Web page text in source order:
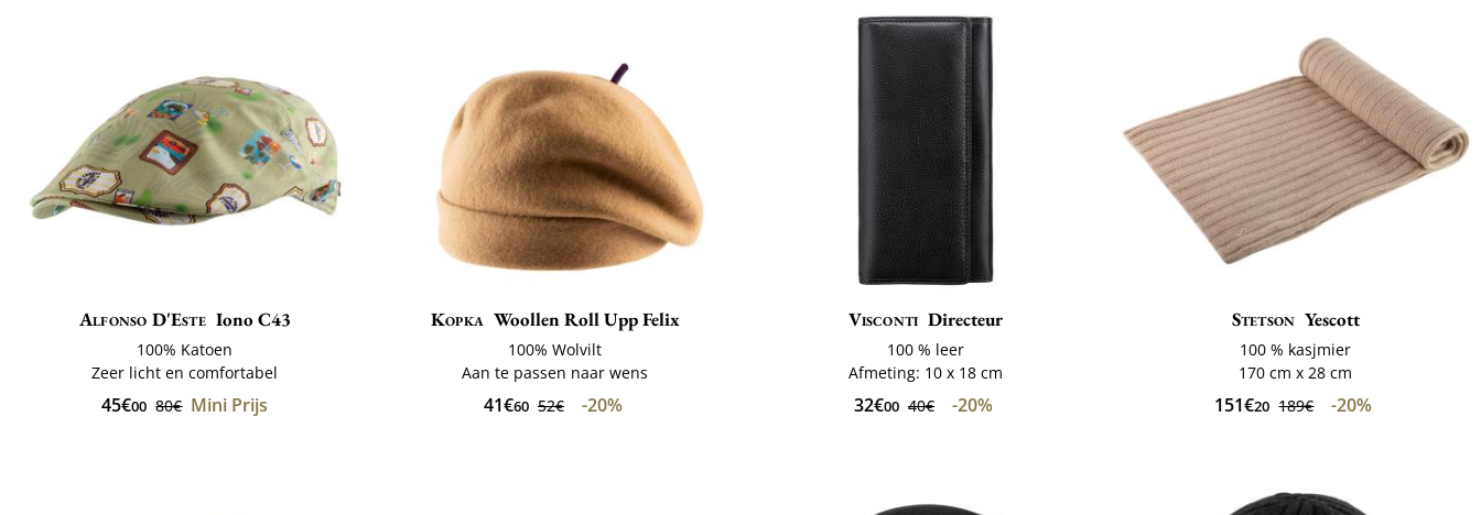
Alfonso D'Este Iono C43
100% Katoen
Zeer licht en comfortabel
45€00 80€ Mini Prijs
Kopka Woollen Roll Upp Felix
100% Wolvilt
Aan te passen naar wens
41€60 52€ -20%
Visconti Directeur
100 % leer
Afmeting: 10 x 18 cm
32€00 40€ -20%
Stetson Yescott
100 % kasjmier
170 cm x 28 cm
151€20 189€ -20%